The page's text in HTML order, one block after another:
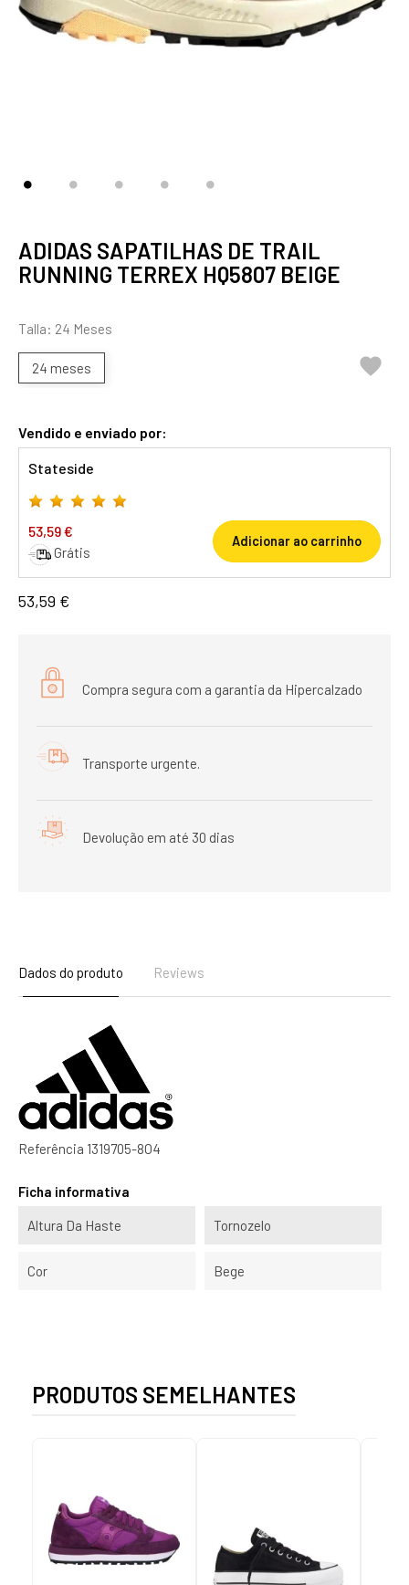
ADIDAS SAPATILHAS DE TRAIL
RUNNING TERREX HQ5807 BEIGE
Talla: 24 Meses
24 meses 
Vendido e enviado por:
Stateside
53,59 €
Grátis
Adicionar ao carrinho
53,59 €
Compra segura com a garantia da Hipercalzado
Transporte urgente.
Devolução em até 30 dias
Dados do produto Reviews
Referência 1319705-8O4
Ficha informativa
Altura Da Haste Tornozelo
Cor Bege
PRODUTOS SEMELHANTES